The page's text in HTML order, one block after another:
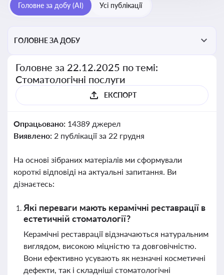
Головне за добу (AI) Усі публікації
ГОЛОВНЕ ЗА ДОБУ
Головне за 22.12.2025 по темі:
Стоматологічні послуги
ЕКСПОРТ
Опрацьовано: 14389 джерел
Виявлено: 2 публікації за 22 грудня
На основі зібраних матеріалів ми сформували
короткі відповіді на актуальні запитання. Ви
дізнаєтесь:
Які переваги мають керамічні реставрації в
естетичній стоматології?
Керамічні реставрації відзначаються натуральним
виглядом, високою міцністю та довговічністю.
Вони ефективно усувають як незначні косметичні
дефекти, так і складніші стоматологічні